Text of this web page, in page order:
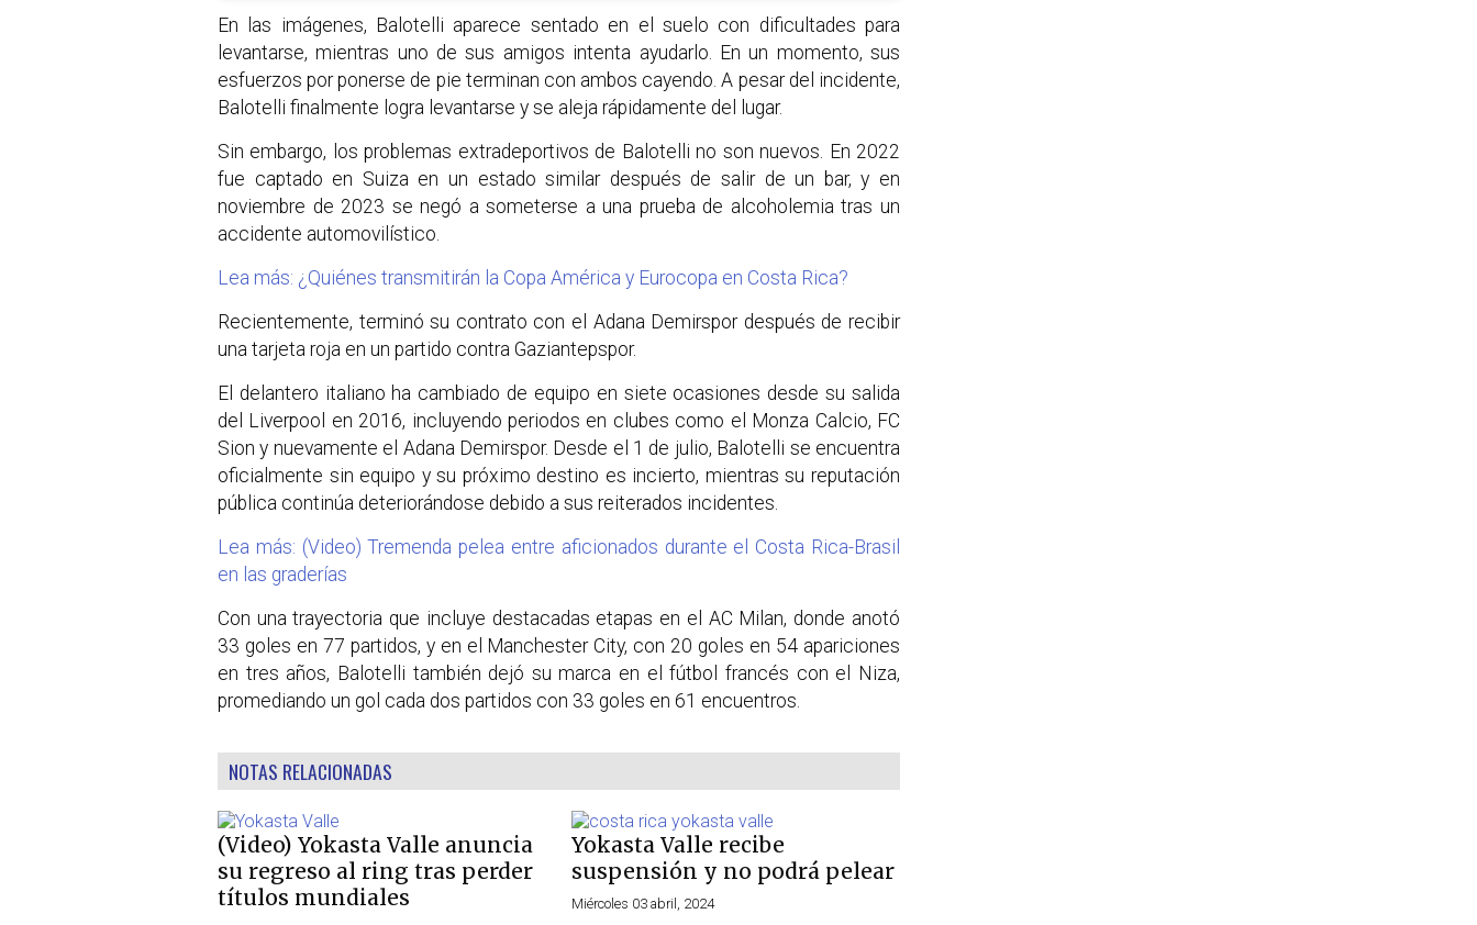
En las imágenes, Balotelli aparece sentado en el suelo con dificultades para
levantarse, mientras uno de sus amigos intenta ayudarlo. En un momento, sus
esfuerzos por ponerse de pie terminan con ambos cayendo. A pesar del incidente,
Balotelli finalmente logra levantarse y se aleja rápidamente del lugar.
Sin embargo, los problemas extradeportivos de Balotelli no son nuevos. En 2022
fue captado en Suiza en un estado similar después de salir de un bar, y en
noviembre de 2023 se negó a someterse a una prueba de alcoholemia tras un
accidente automovilístico.
Lea más: ¿Quiénes transmitirán la Copa América y Eurocopa en Costa Rica?
Recientemente, terminó su contrato con el Adana Demirspor después de recibir
una tarjeta roja en un partido contra Gaziantepspor.
El delantero italiano ha cambiado de equipo en siete ocasiones desde su salida
del Liverpool en 2016, incluyendo periodos en clubes como el Monza Calcio, FC
Sion y nuevamente el Adana Demirspor. Desde el 1 de julio, Balotelli se encuentra
oficialmente sin equipo y su próximo destino es incierto, mientras su reputación
pública continúa deteriorándose debido a sus reiterados incidentes.
Lea más: (Video) Tremenda pelea entre aficionados durante el Costa Rica-Brasil
en las graderías
Con una trayectoria que incluye destacadas etapas en el AC Milan, donde anotó
33 goles en 77 partidos, y en el Manchester City, con 20 goles en 54 apariciones
en tres años, Balotelli también dejó su marca en el fútbol francés con el Niza,
promediando un gol cada dos partidos con 33 goles en 61 encuentros.
NOTAS RELACIONADAS
(Video) Yokasta Valle anuncia
su regreso al ring tras perder
títulos mundiales
Yokasta Valle recibe
suspensión y no podrá pelear
Miércoles 03 abril, 2024